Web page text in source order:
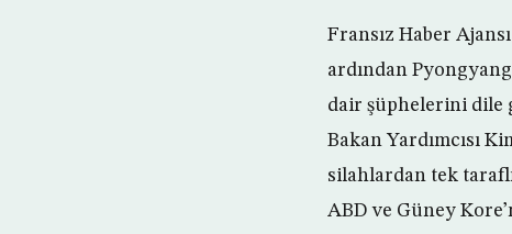
Fransız Haber
ardından
dair şüphelerini dile
Bakan Yardımcısı
silahlardan tek
ABD ve Güney